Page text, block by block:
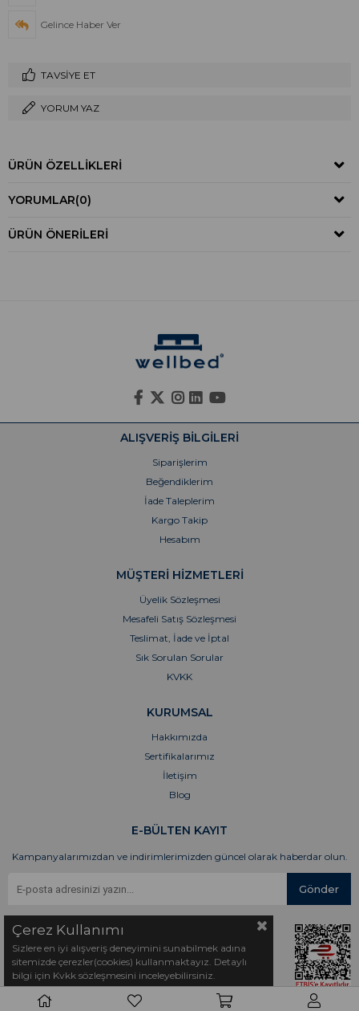
Gelince Haber Ver
TAVSIYE ET
YORUM YAZ
ÜRÜN ÖZELLIKLERI
YORUMLAR(0)
ÜRÜN ÖNERILERI
ALIŞVERİŞ BİLGİLERİ
Siparişlerim
Beğendiklerim
İade Taleplerim
Kargo Takip
Hesabım
MÜŞTERİ HİZMETLERİ
Üyelik Sözleşmesi
Mesafeli Satış Sözleşmesi
Teslimat, İade ve İptal
Sık Sorulan Sorular
KVKK
KURUMSAL
Hakkımızda
Sertifikalarımız
İletişim
Blog
E-BÜLTEN KAYIT
Kampanyalarımızdan ve indirimlerimizden güncel olarak haberdar olun.
Gönder
Çerez Kullanımı
Sizlere en iyi alışveriş deneyimini sunabilmek adına
sitemizde çerezler(cookies) kullanmaktayız. Detaylı
bilgi için Kvkk sözleşmesini inceleyebilirsiniz.